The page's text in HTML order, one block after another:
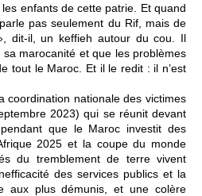
enfants de cette patrie. Et quand
pas seulement du Rif, mais de
dit-il, un keffieh autour du cou. Il
marocanité et que les problèmes
tout le Maroc. Et il le redit : il n’est
coordination nationale des victimes
2023) qui se réunit devant
que le Maroc investit des
2025 et la coupe du monde
du tremblement de terre vivent
des services publics et la
aux plus démunis, et une colère